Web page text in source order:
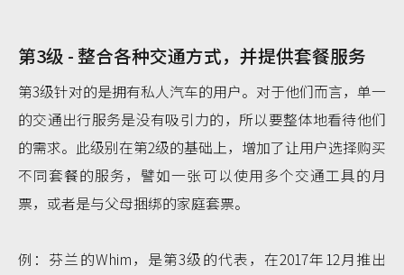
第3级 - 整合各种交通方式，并提供套餐服务
第3级针对的是拥有私人汽车的用户。对于他们而言，单一
的交通出行服务是没有吸引力的，所以要整体地看待他们
的需求。此级别在第2级的基础上，增加了让用户选择购买
不同套餐的服务，譬如一张可以使用多个交通工具的月
票，或者是与父母捆绑的家庭套票。
例：芬兰的Whim，是第3级的代表，在2017年12月推出